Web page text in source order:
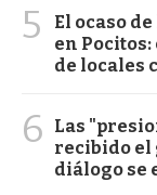
5
El ocaso
en
de locales
6
Las
recibido el
diálogo se